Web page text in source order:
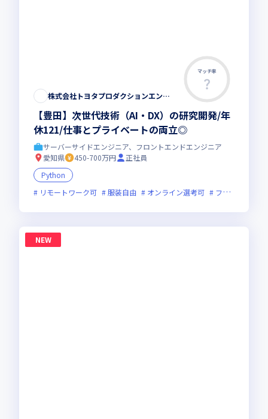
マッチ率
株式会社トヨタプロダクションエンジニアリング
【豊田】次世代技術（AI・DX）の研究開発/年
休121/仕事とプライベートの両立◎
サーバーサイドエンジニア、フロントエンドエンジニア
愛知県
450-700万円
正社員
Python
リモートワーク可
服装自由 オンライン選考可 フレックス制度あり
NEW